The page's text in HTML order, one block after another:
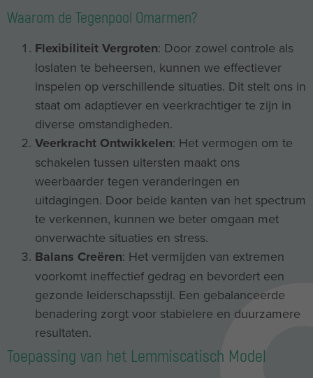
Waarom de Tegenpool Omarmen?
Flexibiliteit Vergroten: Door zowel controle als
loslaten te beheersen, kunnen we effectiever
inspelen op verschillende situaties. Dit stelt ons in
staat om adaptiever en veerkrachtiger te zijn in
diverse omstandigheden.
Veerkracht Ontwikkelen: Het vermogen om te
schakelen tussen uitersten maakt ons
weerbaarder tegen veranderingen en
uitdagingen. Door beide kanten van het spectrum
te verkennen, kunnen we beter omgaan met
onverwachte situaties en stress.
Balans Creëren: Het vermijden van extremen
voorkomt ineffectief gedrag en bevordert een
gezonde leiderschapsstijl. Een gebalanceerde
benadering zorgt voor stabielere en duurzamere
resultaten.
Toepassing van het Lemmiscatisch Model